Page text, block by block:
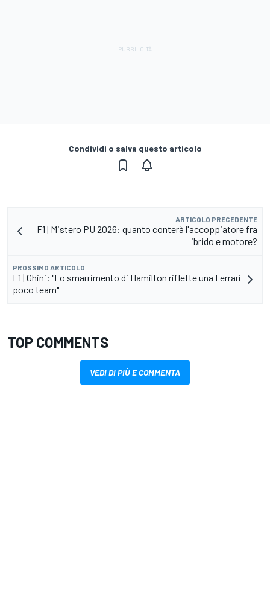
Condividi o salva questo articolo
ARTICOLO PRECEDENTE
F1 | Mistero PU 2026: quanto conterà l'accoppiatore fra
ibrido e motore?
PROSSIMO ARTICOLO
F1 | Ghini: "Lo smarrimento di Hamilton riflette una Ferrari
poco team"
TOP COMMENTS
VEDI DI PIÙ E COMMENTA